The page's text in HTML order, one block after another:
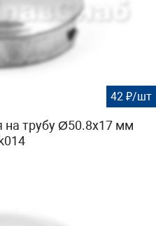
42 ₽/шт
трубу Ø50.8х17 мм